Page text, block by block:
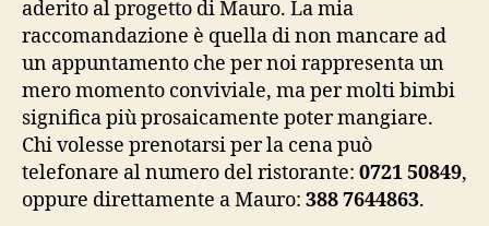
aderito al progetto di Mauro. La mia
raccomandazione è quella di non mancare ad
un appuntamento che per noi rappresenta un
mero momento conviviale, ma per molti bimbi
significa più prosaicamente poter mangiare.
Chi volesse prenotarsi per la cena può
telefonare al numero del ristorante: 0721 50849,
oppure direttamente a Mauro: 388 7644863.